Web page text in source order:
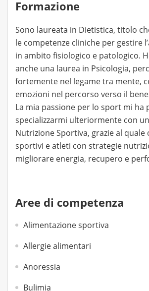
Formazione
Sono laureata in Dietistica, titolo
le competenze cliniche per gestire
in ambito fisiologico e patologico.
anche una laurea in Psicologia,
fortemente nel legame tra mente,
emozioni nel percorso verso il
La mia passione per lo sport mi ha
specializzarmi ulteriormente con
Nutrizione Sportiva, grazie al quale
sportivi e atleti con strategie
migliorare energia, recupero e
Aree di competenza
Alimentazione sportiva
Allergie alimentari
Anoressia
Bulimia